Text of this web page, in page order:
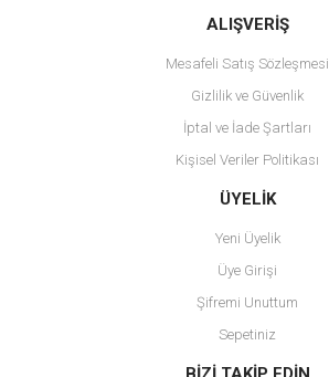
Bu ürüne benzer farklı alternatifler olmalı.
Gönder
ALIŞVERİŞ
Mesafeli Satış Sözleşmesi
Gizlilik ve Güvenlik
İptal ve İade Şartları
Kişisel Veriler Politikası
ÜYELİK
Yeni Üyelik
Üye Girişi
Şifremi Unuttum
Sepetiniz